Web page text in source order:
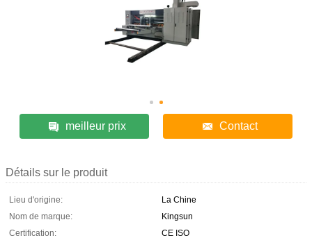
meilleur prix Contact
Détails sur le produit
Lieu d'origine:
La Chine
Nom de marque:
Kingsun
Certification:
CE ISO